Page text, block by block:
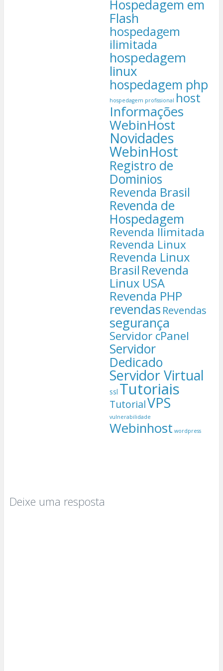
Hospedagem em
Flash
hospedagem
ilimitada
hospedagem
linux
hospedagem php
hospedagem profissional host
Informações
WebinHost
Novidades
WebinHost
Registro de
Dominios
Revenda Brasil
Revenda de
Hospedagem
Revenda Ilimitada
Revenda Linux
Revenda Linux
Brasil Revenda
Linux USA
Revenda PHP
revendas Revendas
segurança
Servidor cPanel
Servidor
Dedicado
Servidor Virtual
ssl Tutoriais
TutorialVPS
vulnerabilidade
Webinhost wordpress
Deixe uma resposta